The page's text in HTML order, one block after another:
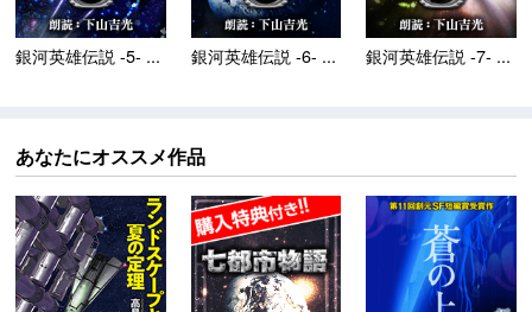
銀河英雄伝説 -5- ... 銀河英雄伝説 -6- ... 銀河英雄伝説 -7- ...
あなたにオススメ作品